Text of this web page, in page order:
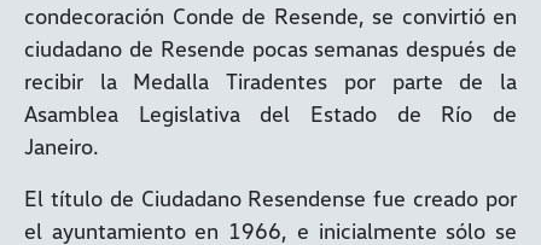
condecoración Conde de Resende, se convirtió en
ciudadano de Resende pocas semanas después de
recibir la Medalla Tiradentes por parte de la
Asamblea Legislativa del Estado de Río de
Janeiro.
El título de Ciudadano Resendense fue creado por
el ayuntamiento en 1966, e inicialmente sólo se